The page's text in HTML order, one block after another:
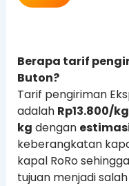
Berapa tarif
Buton?
Tarif pengiriman
adalah Rp13.800/kg
kg dengan
keberangkatan
kapal RoRo
tujuan menjadi